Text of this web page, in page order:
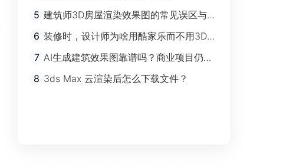
5 建筑师3D房屋渲染效果图的常见误区与规
避指南
6 装修时，设计师为啥用酷家乐而不用3Ds
max？
7 AI生成建筑效果图靠谱吗？商业项目仍离
不开传统渲染
8 3ds Max 云渲染后怎么下载文件？